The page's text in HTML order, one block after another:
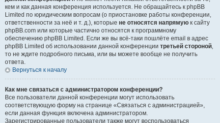
кем и как данная конференция используется. Не обращайтесь к phpBB
Limited по юридическим вопросам (о приостановке работы конференции,
ответственности за неё и т. д.), которые не относятся напрямую к сайту
phpBB.com или которые частично относятся к программному
обеспечению phpBB Limited. Если же вы всё-таки пошлёте email в адрес
phpBB Limited об использовании данной конференции третьей стороной,
то не ждите подробного письма, или вы можете вообще не получить
ответа.
Вернуться к началу
Как мне связаться с администратором конференции?
Все пользователи данной конференции могут использовать
соответствующую форму на странице «Связаться с администрацией»,
если данная функция включена администратором.
Зарегистрированные пользователи также могут воспользоваться